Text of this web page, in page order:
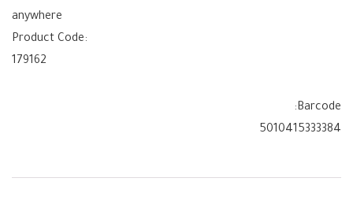
anywhere
Product Code:
179162
Barcode:
5010415333384